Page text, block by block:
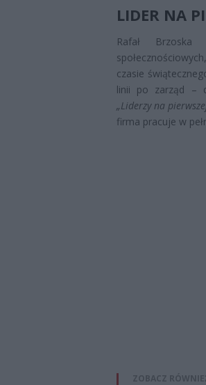
LIDER NA
Rafał
czasie
linii po zarząd –
„Liderzy na
firma pracuje w
ZOBACZ